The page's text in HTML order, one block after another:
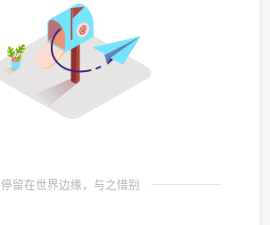
停留在世界边缘，与之惜别